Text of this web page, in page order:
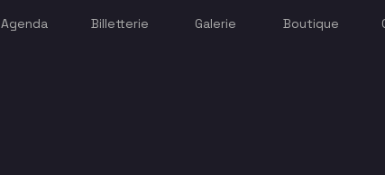
Agenda Billetterie Galerie Boutique